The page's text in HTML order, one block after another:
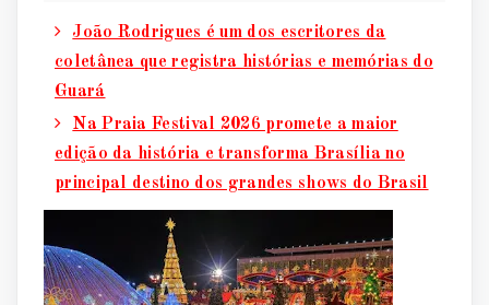
João Rodrigues é um dos escritores da
coletânea que registra histórias e memórias do
Guará
Na Praia Festival 2026 promete a maior
edição da história e transforma Brasília no
principal destino dos grandes shows do Brasil